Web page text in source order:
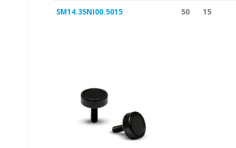
SM14.35NI00.5015 50 15